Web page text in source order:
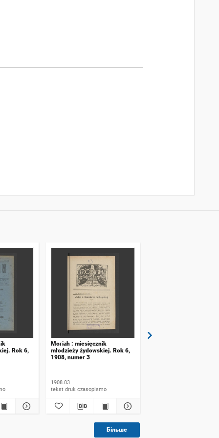
Rok 6,
Moriah : miesięcznik
młodzieży żydowskiej. Rok 6,
1908, numer 3
1908.03
tekst druk czasopismo
Більше